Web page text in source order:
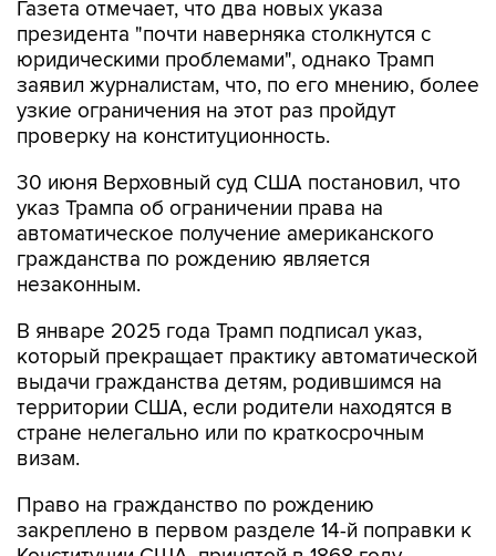
юридическими проблемами", однако Трамп
заявил журналистам, что, по его мнению, более
узкие ограничения на этот раз пройдут
проверку на конституционность.
30 июня Верховный суд США постановил, что
автоматическое получение американского
гражданства по рождению является
незаконным.
В январе 2025 года Трамп подписал указ,
выдачи гражданства детям, родившимся на
территории США, если родители находятся в
стране нелегально или по краткосрочным
визам.
Право на гражданство по рождению
Конституции США, принятой в 1868 году.